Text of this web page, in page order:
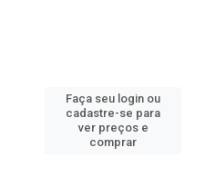
Faça seu login ou
cadastre-se para
ver preços e
comprar